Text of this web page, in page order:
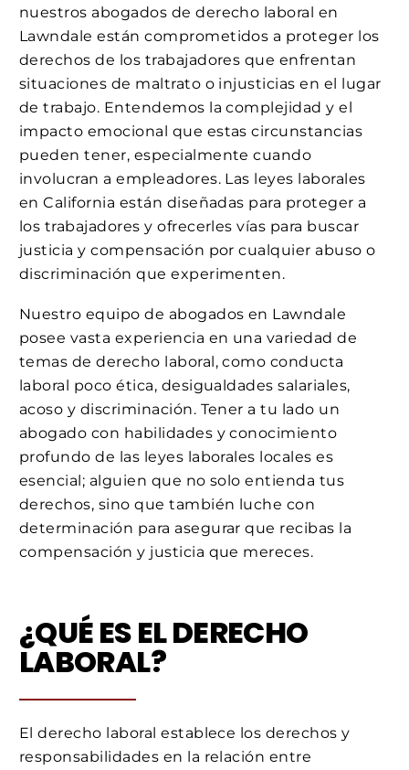
nuestros abogados de derecho laboral en
Lawndale están comprometidos a proteger los
derechos de los trabajadores que enfrentan
situaciones de maltrato o injusticias en el lugar
de trabajo. Entendemos la complejidad y el
impacto emocional que estas circunstancias
pueden tener, especialmente cuando
involucran a empleadores. Las leyes laborales
en California están diseñadas para proteger a
los trabajadores y ofrecerles vías para buscar
justicia y compensación por cualquier abuso o
discriminación que experimenten.
Nuestro equipo de abogados en Lawndale
posee vasta experiencia en una variedad de
temas de derecho laboral, como conducta
laboral poco ética, desigualdades salariales,
acoso y discriminación. Tener a tu lado un
abogado con habilidades y conocimiento
profundo de las leyes laborales locales es
esencial; alguien que no solo entienda tus
derechos, sino que también luche con
determinación para asegurar que recibas la
compensación y justicia que mereces.
¿QUÉ ES EL DERECHO
LABORAL?
El derecho laboral establece los derechos y
responsabilidades en la relación entre